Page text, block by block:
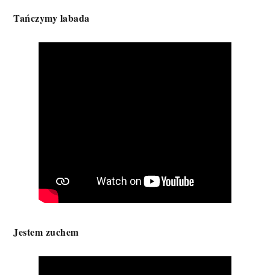
Tańczymy labada
Jestem zuchem